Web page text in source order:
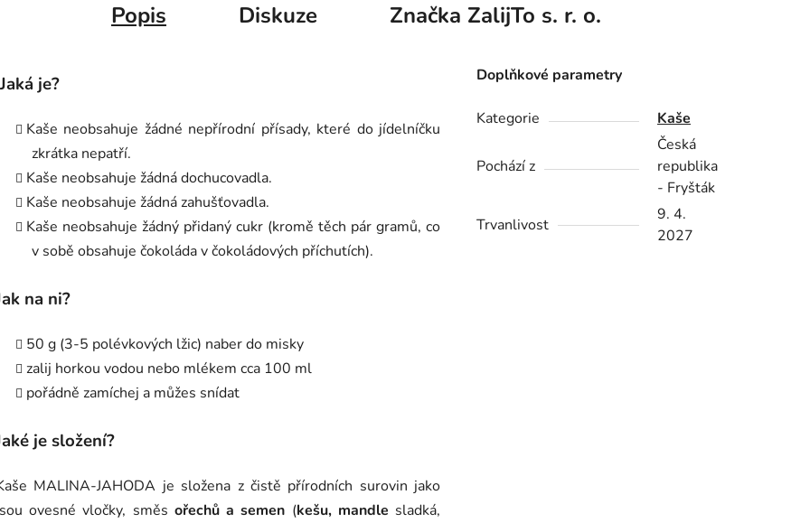
Popis Diskuze Značka ZalijTo s. r. o.
Jaká je?
Kaše neobsahuje žádné nepřírodní přísady, které do jídelníčku
zkrátka nepatří.
Kaše neobsahuje žádná dochucovadla.
Kaše neobsahuje žádná zahušťovadla.
Kaše neobsahuje žádný přidaný cukr (kromě těch pár gramů, co
v sobě obsahuje čokoláda v čokoládových příchutích).
na ni?
50 g (3-5 polévkových lžic) naber do misky
zalij horkou vodou nebo mlékem cca 100 ml
pořádně zamíchej a můžes snídat
je složení?
MALINA-JAHODA je složena z čistě přírodních surovin jako
ovesné vločky, směs ořechů a semen (kešu, mandle sladká,
Doplňkové parametry
Kategorie Kaše
Pochází z
Česká
republika
- Fryšták
Trvanlivost
9. 4.
2027